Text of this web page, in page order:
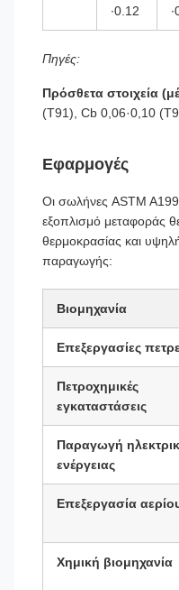
∙0.12
Πηγές:
Πρόσθετα στοιχεία
(T91), Cb 0,06·0,10
Εφαρμογές
Οι σωλήνες ASTM A199
εξοπλισμό μεταφοράς
θερμοκρασίας και
παραγωγής:
Βιομηχανία
Επεξεργασίες
Πετροχημικές
εγκαταστάσεις
Παραγωγή
ενέργειας
Επεξεργασία
Χημική βιομηχανία